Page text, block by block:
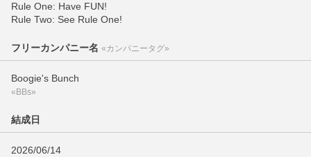
Rule One: Have FUN!
Rule Two: See Rule One!
フリーカンパニー名 «カンパニータグ»
Boogie's Bunch
«BBs»
結成日
2026/06/14